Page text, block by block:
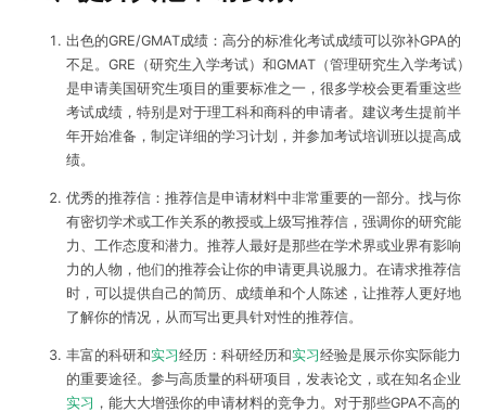
出色的GRE/GMAT成绩：高分的标准化考试成绩可以弥补GPA的
不足。GRE（研究生入学考试）和GMAT（管理研究生入学考试）
是申请美国研究生项目的重要标准之一，很多学校会更看重这些
考试成绩，特别是对于理工科和商科的申请者。建议考生提前半
年开始准备，制定详细的学习计划，并参加考试培训班以提高成
绩。
优秀的推荐信：推荐信是申请材料中非常重要的一部分。找与你
有密切学术或工作关系的教授或上级写推荐信，强调你的研究能
力、工作态度和潜力。推荐人最好是那些在学术界或业界有影响
力的人物，他们的推荐会让你的申请更具说服力。在请求推荐信
时，可以提供自己的简历、成绩单和个人陈述，让推荐人更好地
了解你的情况，从而写出更具针对性的推荐信。
丰富的科研和实习经历：科研经历和实习经验是展示你实际能力
的重要途径。参与高质量的科研项目，发表论文，或在知名企业
实习 ，能大大增强你的申请材料的竞争力。对于那些GPA不高的